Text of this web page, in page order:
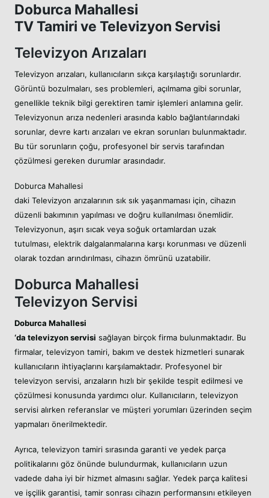
Doburca Mahallesi
TV Tamiri ve Televizyon Servisi
Televizyon Arızaları
Televizyon arızaları, kullanıcıların sıkça karşılaştığı sorunlardır.
Görüntü bozulmaları, ses problemleri, açılmama gibi sorunlar,
genellikle teknik bilgi gerektiren tamir işlemleri anlamına gelir.
Televizyonun arıza nedenleri arasında kablo bağlantılarındaki
sorunlar, devre kartı arızaları ve ekran sorunları bulunmaktadır.
Bu tür sorunların çoğu, profesyonel bir servis tarafından
çözülmesi gereken durumlar arasındadır.
Doburca Mahallesi
daki Televizyon arızalarının sık sık yaşanmaması için, cihazın
düzenli bakımının yapılması ve doğru kullanılması önemlidir.
Televizyonun, aşırı sıcak veya soğuk ortamlardan uzak
tutulması, elektrik dalgalanmalarına karşı korunması ve düzenli
olarak tozdan arındırılması, cihazın ömrünü uzatabilir.
Doburca Mahallesi
Televizyon Servisi
Doburca Mahallesi
‘da televizyon servisi sağlayan birçok firma bulunmaktadır. Bu
firmalar, televizyon tamiri, bakım ve destek hizmetleri sunarak
kullanıcıların ihtiyaçlarını karşılamaktadır. Profesyonel bir
televizyon servisi, arızaların hızlı bir şekilde tespit edilmesi ve
çözülmesi konusunda yardımcı olur. Kullanıcıların, televizyon
servisi alırken referanslar ve müşteri yorumları üzerinden seçim
yapmaları önerilmektedir.
Ayrıca, televizyon tamiri sırasında garanti ve yedek parça
politikalarını göz önünde bulundurmak, kullanıcıların uzun
vadede daha iyi bir hizmet almasını sağlar. Yedek parça kalitesi
ve işçilik garantisi, tamir sonrası cihazın performansını etkileyen